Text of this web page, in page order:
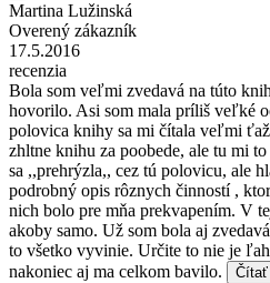
Martina Lužinská
Overený zákazník
17.5.2016
recenzia
Bola som veľmi zvedavá na túto
hovorilo. Asi som mala príliš veľké
polovica knihy sa mi čítala veľmi
zhltne knihu za poobede, ale tu mi
sa ,,prehrýzla,, cez tú polovicu, ale
podrobný opis rôznych činností ,
nich bolo pre mňa prekvapením. V
akoby samo. Už som bola aj
to všetko vyvinie. Určite to nie je
nakoniec aj ma celkom bavilo.
Čítať